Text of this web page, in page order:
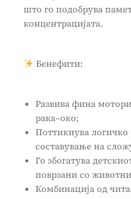
што го подобрува
концентрацијата.
Бенефити:
Развива фина
рака–око;
Поттикнува
составување на
Го збогатува
поврзани со
Комбинација од